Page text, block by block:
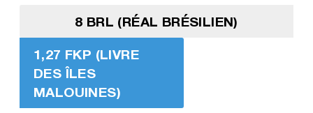
8 BRL (RÉAL BRÉSILIEN)
1,27 FKP (LIVRE
DES ÎLES
MALOUINES)